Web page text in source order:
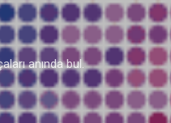
anında bul.